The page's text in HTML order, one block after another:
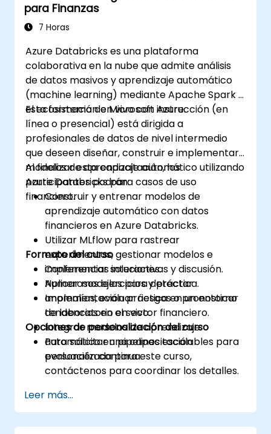
para Finanzas
7 Horas
Azure Databricks es una plataforma
colaborativa en la nube que admite análisis
de datos masivos y aprendizaje automático
(machine learning) mediante Apache Spark y
el ecosistema de Microsoft Azure.
Esta formación en vivo con instrucción (en
línea o presencial) está dirigida a
profesionales de datos de nivel intermedio
que deseen diseñar, construir e implementar
modelos de aprendizaje automático utilizando
Azure Databricks para casos de uso
financiero.
Al finalizar esta capacitación, los
participantes podrán:
Construir y entrenar modelos de
aprendizaje automático con datos
financieros en Azure Databricks.
Utilizar MLflow para rastrear
experimentos, gestionar modelos e
implementar soluciones.
Aplicar modelos para detectar
anomalías, evaluar riesgos o pronosticar
tendencias en el sector financiero.
Integrar modelos de aprendizaje
automático en pipelines escalables para
evaluación continua.
Formato del curso
Conferencias interactivas y discusión.
Numerosos ejercicios y práctica.
Implementación práctica en un entorno
de laboratorio en vivo.
Opciones de personalización del curso
Para solicitar una capacitación
personalizada para este curso,
contáctenos para coordinar los detalles.
Leer más...